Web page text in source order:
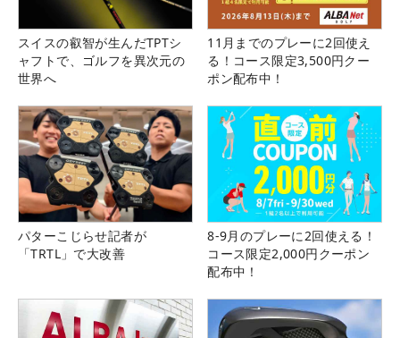
スイスの叡智が生んだTPTシ
ャフトで、ゴルフを異次元の
世界へ
11月までのプレーに2回使え
る！コース限定3,500円クー
ポン配布中！
パターこじらせ記者が
「TRTL」で大改善
8-9月のプレーに2回使える！
コース限定2,000円クーポン
配布中！